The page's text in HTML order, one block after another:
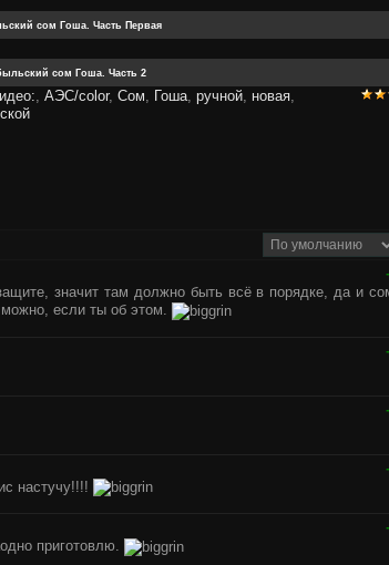
, АЭС/color, Сом, Гоша, ручной, новая,
значит там должно быть всё в порядке, да и
если ты об этом.
настучу!!!!
приготовлю.